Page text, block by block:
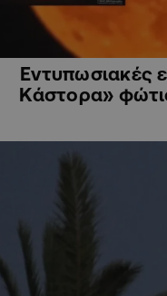
Εντυπωσιακές
Κάστορα»